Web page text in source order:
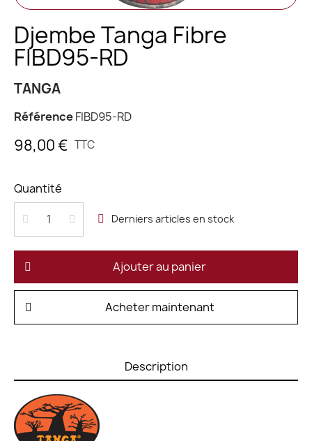
Djembe Tanga Fibre
FIBD95-RD
TANGA
RéférenceFIBD95-RD
98,00 € TTC
Quantité
Derniers articles en stock
Ajouter au panier
Acheter maintenant
Description